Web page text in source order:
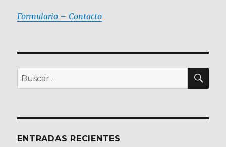
Formulario – Contacto
Buscar
por:
ENTRADAS RECIENTES